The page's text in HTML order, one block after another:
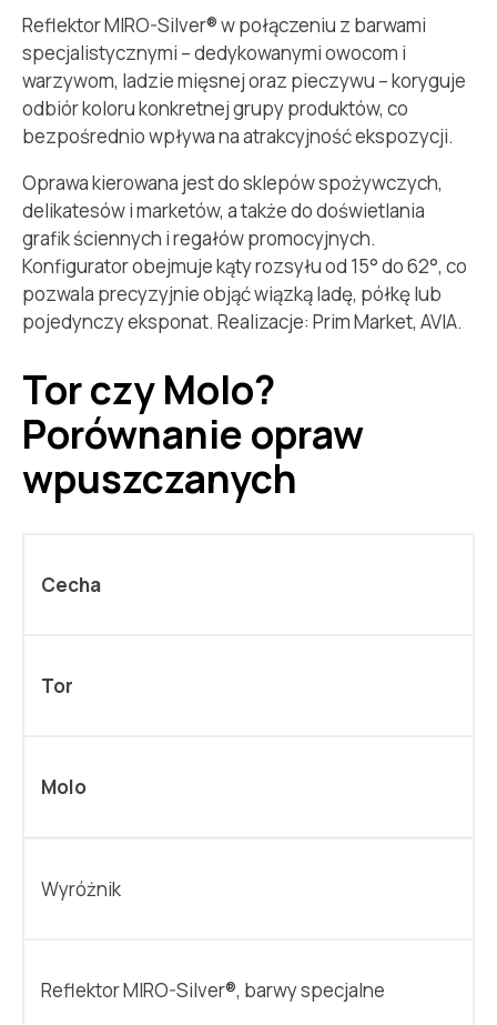
Reflektor MIRO-Silver® w połączeniu z barwami
specjalistycznymi – dedykowanymi owocom i
warzywom, ladzie mięsnej oraz pieczywu – koryguje
odbiór koloru konkretnej grupy produktów, co
bezpośrednio wpływa na atrakcyjność ekspozycji.
Oprawa kierowana jest do sklepów spożywczych,
delikatesów i marketów, a także do doświetlania
grafik ściennych i regałów promocyjnych.
Konfigurator obejmuje kąty rozsyłu od 15° do 62°, co
pozwala precyzyjnie objąć wiązką ladę, półkę lub
pojedynczy eksponat. Realizacje: Prim Market, AVIA.
Tor czy Molo?
Porównanie opraw
wpuszczanych
Cecha
Tor
Molo
Wyróżnik
Reflektor MIRO-Silver®, barwy specjalne